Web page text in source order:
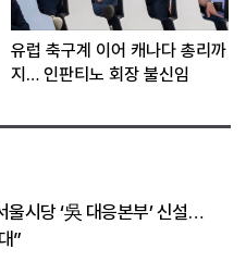
유럽 축구계 이어 캐나다 총리까
지… 인판티노 회장 불신임
울시당 ‘吳 대응본부’ 신설…
”